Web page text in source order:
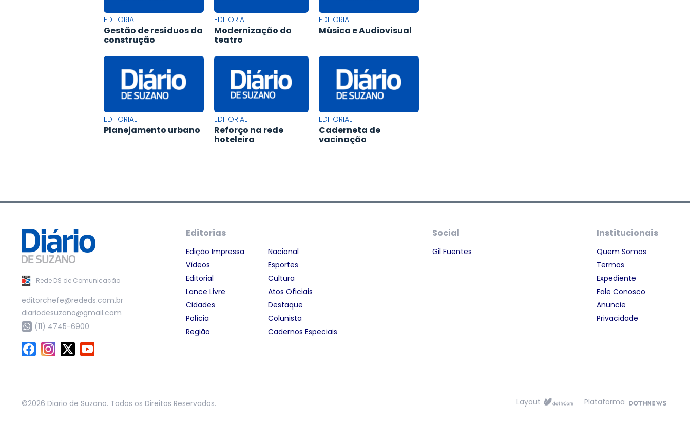
EDITORIAL
Gestão de resíduos da
construção
EDITORIAL
Modernização do
teatro
EDITORIAL
Música e Audiovisual
EDITORIAL
Planejamento urbano
EDITORIAL
Reforço na rede
hoteleira
EDITORIAL
Caderneta de
vacinação
Rede DS de Comunicação
editorchefe@rededs.com.br
diariodesuzano@gmail.com
(11) 4745-6900
Editorias
Edição Impressa
Vídeos
Editorial
Lance Livre
Cidades
Polícia
Região
Nacional
Esportes
Cultura
Atos Oficiais
Destaque
Colunista
Cadernos Especiais
Social
Gil Fuentes
Institucionais
Quem Somos
Termos
Expediente
Fale Conosco
Anuncie
Privacidade
©2026 Diario de Suzano. Todos os Direitos Reservados. Layout Plataforma